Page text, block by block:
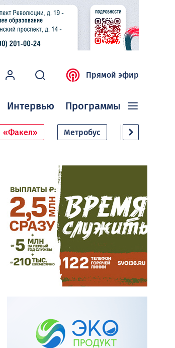
Прямой эфир
Интервью Программы
«Факел» Метробус Дачный